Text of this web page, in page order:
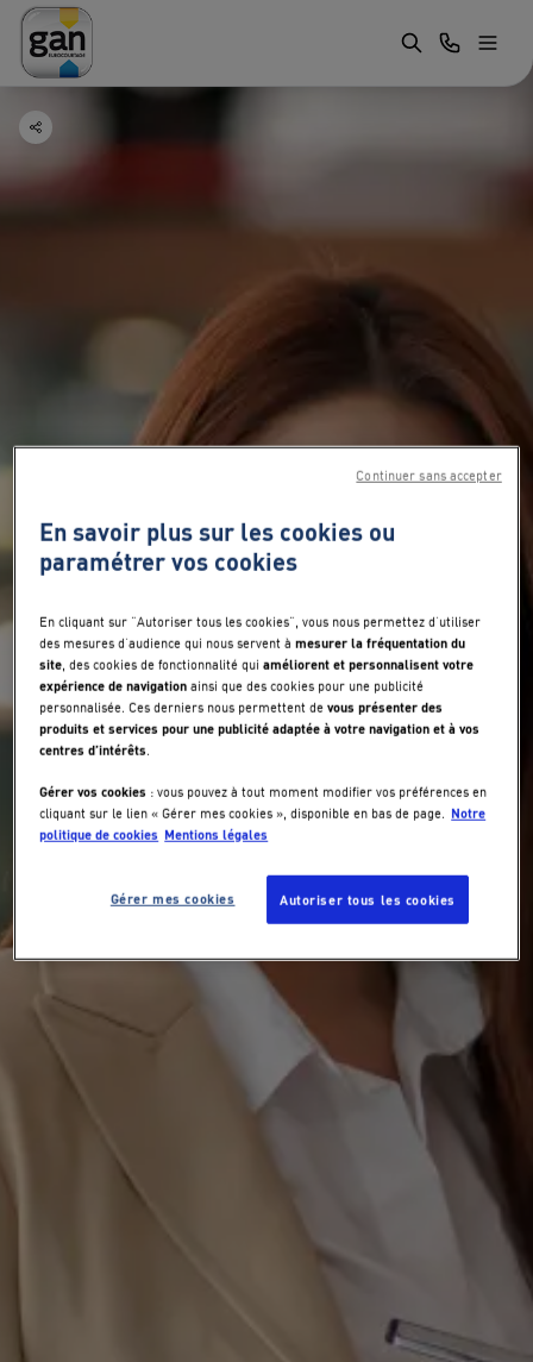
En savoir plus sur les cookies ou
paramétrer vos cookies
En cliquant sur "Autoriser tous les cookies", vous nous permettez d’utiliser
des mesures d’audience qui nous servent àmesurer la fréquentation du
site, des cookies de fonctionnalité quiaméliorent et personnalisent votre
expérience de navigation ainsi que des cookies pour une publicité
personnalisée. Ces derniers nous permettent devous présenter des
produits et services pour une publicité adaptée à votre navigation et à vos
centres d’intérêts.
Gérer vos cookies : vous pouvez à tout moment modifier vos préférences en
cliquant sur le lien « Gérer mes cookies », disponible en bas de page. Notre
politique de cookies Mentions légales
Gérer mes cookies Autoriser tous les cookies
Continuer sans accepter